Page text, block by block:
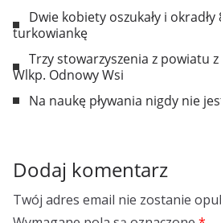
Dwie kobiety oszukały i okradły
turkowiankę
Trzy stowarzyszenia z powiatu
Wlkp. Odnowy Wsi
Na naukę pływania nigdy nie
Dodaj komentarz
Twój adres email nie zostanie